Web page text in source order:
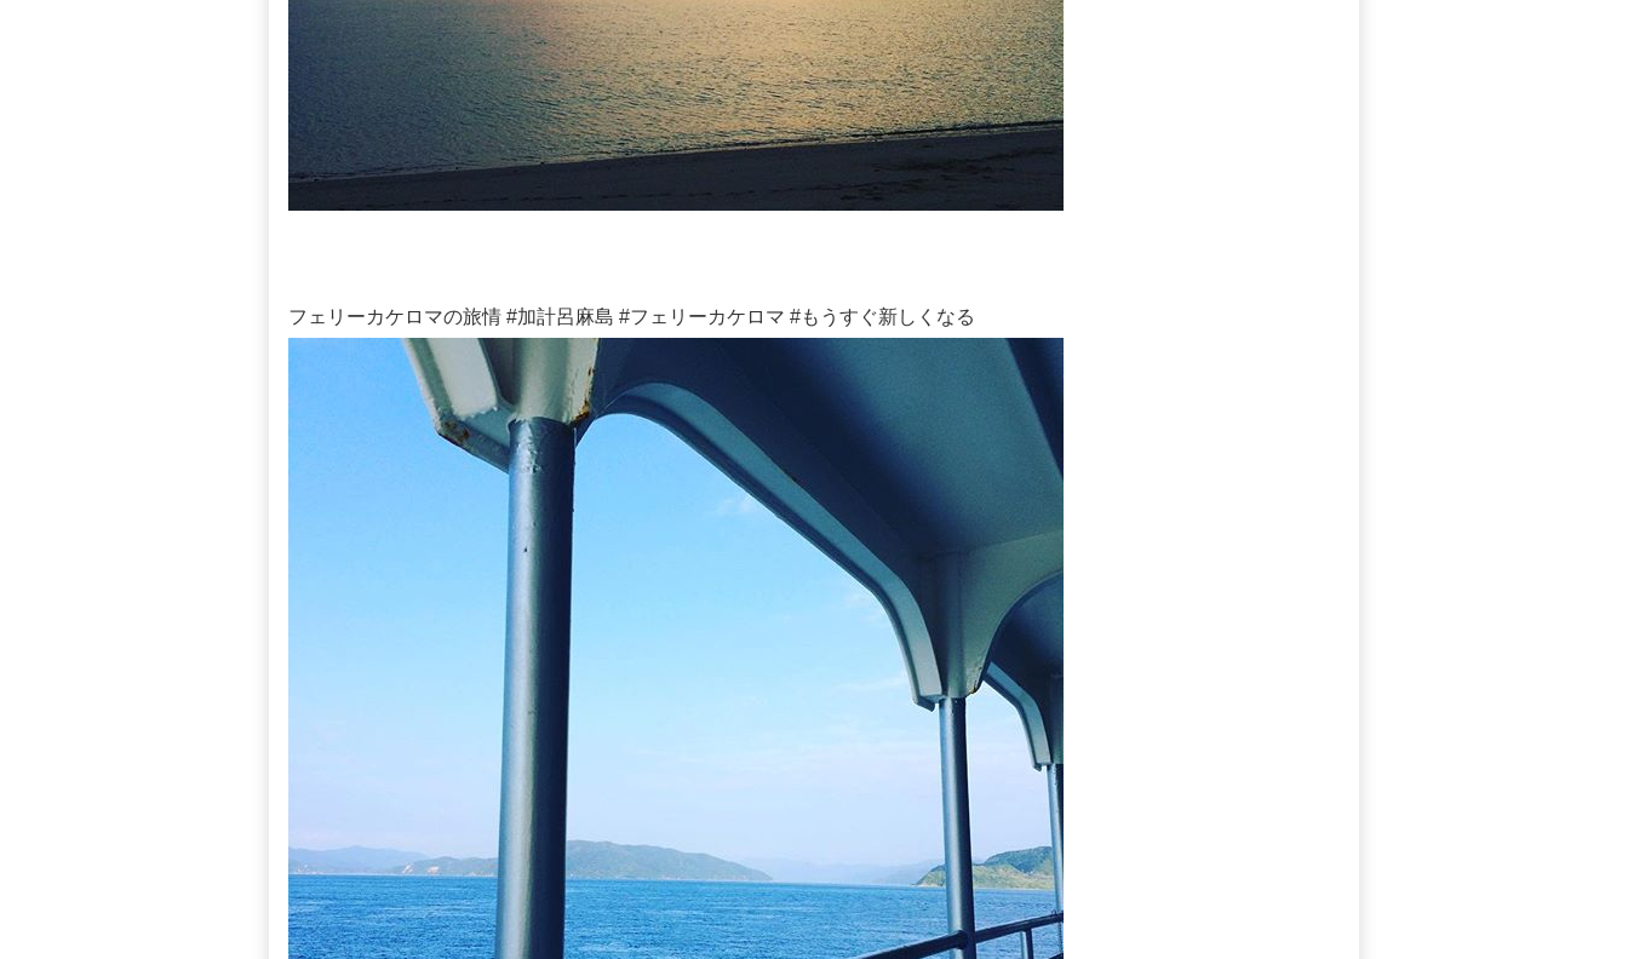
フェリーカケロマの旅情 #加計呂麻島 #フェリーカケロマ #もうすぐ新しくなる